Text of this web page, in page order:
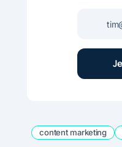
content marketing